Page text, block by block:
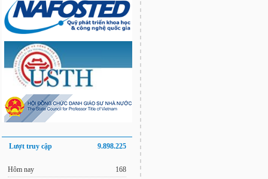
Lượt truy cập 9.898.225
Hôm nay
168